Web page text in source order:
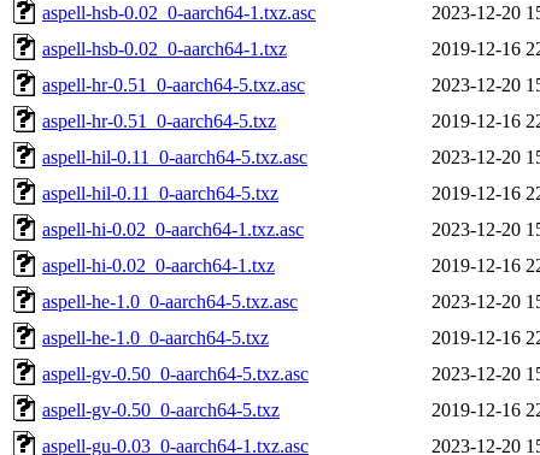
aspell-hsb-0.02_0-aarch64-1.txz.asc
2023-12-20
aspell-hsb-0.02_0-aarch64-1.txz
2019-12-16
aspell-hr-0.51_0-aarch64-5.txz.asc
2023-12-20
aspell-hr-0.51_0-aarch64-5.txz
2019-12-16
aspell-hil-0.11_0-aarch64-5.txz.asc
2023-12-20
aspell-hil-0.11_0-aarch64-5.txz
2019-12-16
aspell-hi-0.02_0-aarch64-1.txz.asc
2023-12-20
aspell-hi-0.02_0-aarch64-1.txz
2019-12-16
aspell-he-1.0_0-aarch64-5.txz.asc
2023-12-20
aspell-he-1.0_0-aarch64-5.txz
2019-12-16
aspell-gv-0.50_0-aarch64-5.txz.asc
2023-12-20
aspell-gv-0.50_0-aarch64-5.txz
2019-12-16
aspell-gu-0.03_0-aarch64-1.txz.asc
2023-12-20